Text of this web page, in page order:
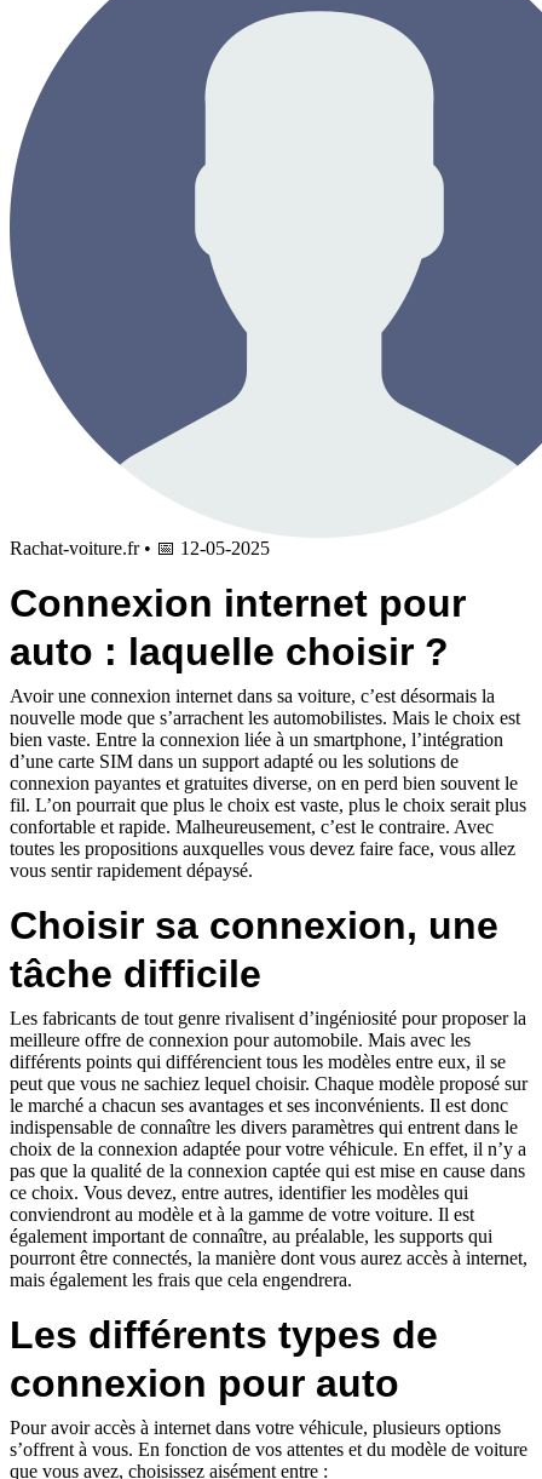
Rachat-voiture.fr • 📅 12-05-2025
Connexion internet pour
auto : laquelle choisir ?
Avoir une connexion internet dans sa voiture, c’est désormais la
nouvelle mode que s’arrachent les automobilistes. Mais le choix est
bien vaste. Entre la connexion liée à un smartphone, l’intégration
d’une carte SIM dans un support adapté ou les solutions de
connexion payantes et gratuites diverse, on en perd bien souvent le
fil. L’on pourrait que plus le choix est vaste, plus le choix serait plus
confortable et rapide. Malheureusement, c’est le contraire. Avec
toutes les propositions auxquelles vous devez faire face, vous allez
vous sentir rapidement dépaysé.
Choisir sa connexion, une
tâche difficile
Les fabricants de tout genre rivalisent d’ingéniosité pour proposer la
meilleure offre de connexion pour automobile. Mais avec les
différents points qui différencient tous les modèles entre eux, il se
peut que vous ne sachiez lequel choisir. Chaque modèle proposé sur
le marché a chacun ses avantages et ses inconvénients. Il est donc
indispensable de connaître les divers paramètres qui entrent dans le
choix de la connexion adaptée pour votre véhicule. En effet, il n’y a
pas que la qualité de la connexion captée qui est mise en cause dans
ce choix. Vous devez, entre autres, identifier les modèles qui
conviendront au modèle et à la gamme de votre voiture. Il est
également important de connaître, au préalable, les supports qui
pourront être connectés, la manière dont vous aurez accès à internet,
mais également les frais que cela engendrera.
Les différents types de
connexion pour auto
Pour avoir accès à internet dans votre véhicule, plusieurs options
s’offrent à vous. En fonction de vos attentes et du modèle de voiture
que vous avez, choisissez aisément entre :